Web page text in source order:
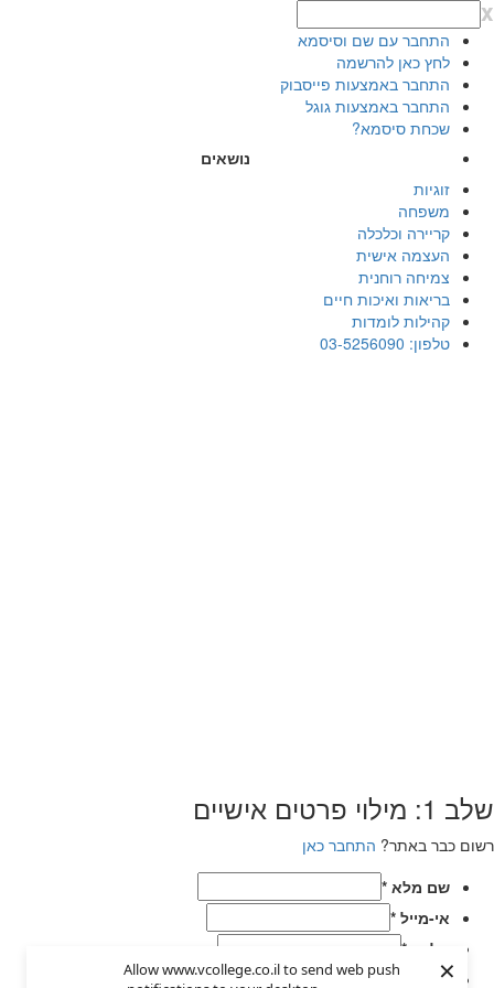
Allow www.vcollege.co.il to send web push
×
x
התחבר עם שם וסיסמא
לחץ כאן להרשמה
התחבר באמצעות פייסבוק
התחבר באמצעות גוגל
שכחת סיסמא?
נושאים
זוגיות
משפחה
קריירה וכלכלה
העצמה אישית
צמיחה רוחנית
בריאות ואיכות חיים
קהילות לומדות
טלפון: 03-5256090
שלב 1: מילוי פרטים אישיים
רשום כבר באתר? התחבר כאן
שם מלא *
אי-מייל *
טלפון *
בחר סיסמא*